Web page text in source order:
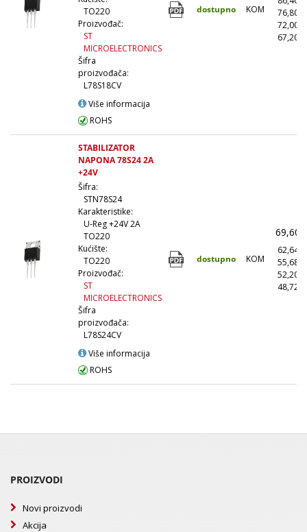
TO220
Proizvođač:
ST
MICROELECTRONICS
Šifra
proizvođača:
L78S18CV
Više informacija
ROHS
dostupno KOM
76,80
72,00
67,20
STABILIZATOR
NAPONA 78S24 2A
+24V
Šifra:
STN78S24
Karakteristike:
U-Reg +24V 2A
TO220
Kućište:
TO220
Proizvođač:
ST
MICROELECTRONICS
Šifra
proizvođača:
L78S24CV
Više informacija
ROHS
dostupno KOM
69,60
62,64
55,68
52,20
48,72
PROIZVODI
Novi proizvodi
Akcija